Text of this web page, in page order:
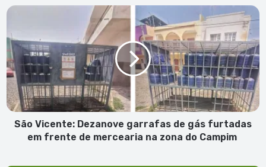
Prisional
São
Dezanove
garrafas
de
gás
furtadas
em
frente
de
mercearia
São Vicente: Dezanove garrafas de gás furtadas
em frente de mercearia na zona do Campim